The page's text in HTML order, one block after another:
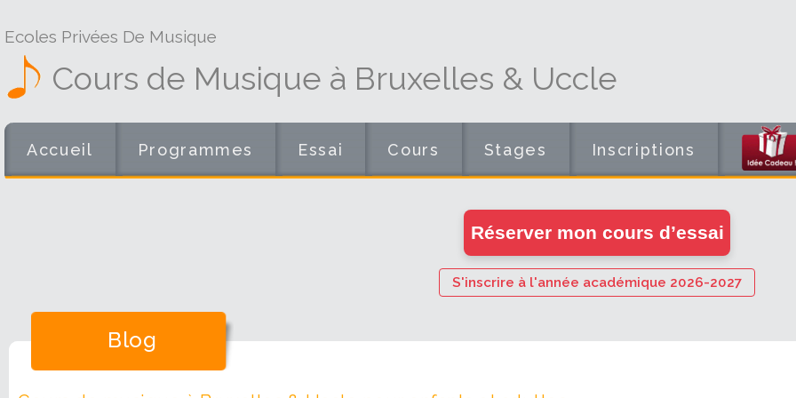
Ecoles Privées De Musique
Cours de Musique à Bruxelles & Uccle
Accueil Programmes Essai Cours Stages Inscriptions
Réserver mon cours d’essai
S'inscrire à l'année académique 2026-2027
Blog